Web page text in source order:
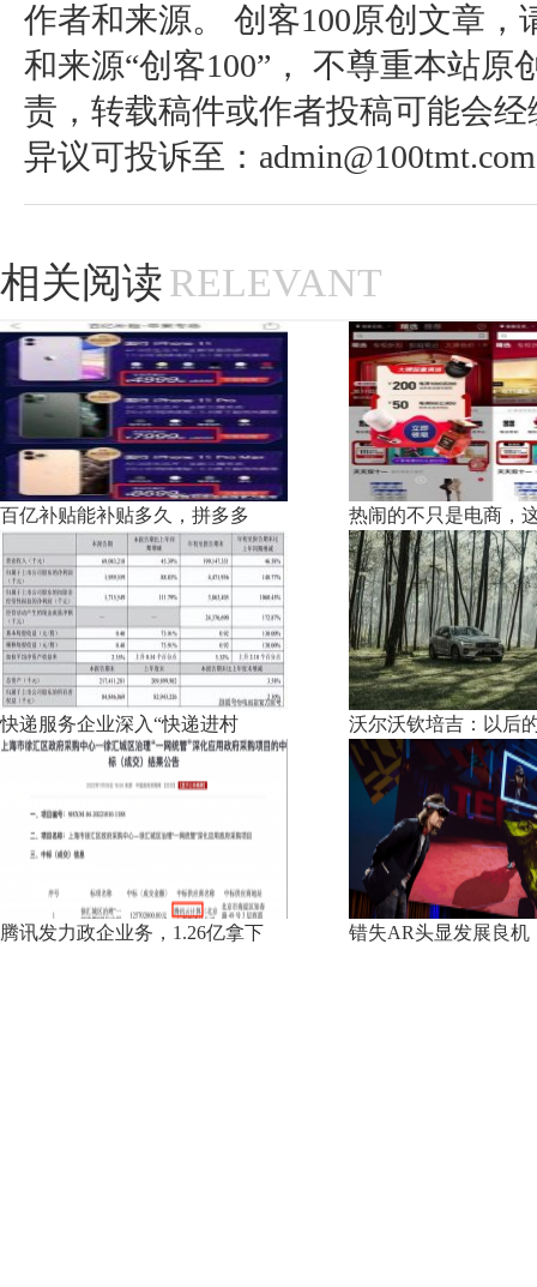
作者和来源。 创客100原创文章
和来源“创客100”， 不尊重本站原
责，转载稿件或作者投稿可能会
异议可投诉至：admin@100tmt.com
相关阅读RELEVANT
百亿补贴能补贴多久，拼多多 热闹的不只是电商，
快递服务企业深入“快递进村 沃尔沃钦培吉：以后
腾讯发力政企业务，1.26亿拿下 错失AR头显发展良机